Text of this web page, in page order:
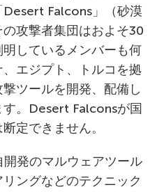
Desert Falcons」（砂漠
攻撃者集団はおよそ30
しているメンバーも何
エジプト、トルコを拠
ツールを開発、配備し
。Desert Falconsが国
定できません。
発のマルウェアツール
ングなどのテクニック